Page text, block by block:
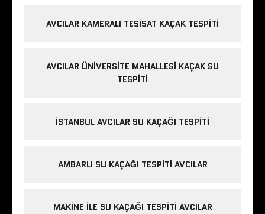
AVCILAR KAMERALI TESISAT KAÇAK TESPITI
AVCILAR ÜNIVERSITE MAHALLESI KAÇAK SU
TESPITI
İSTANBUL AVCILAR SU KAÇAĞI TESPITI
AMBARLI SU KAÇAĞI TESPITI AVCILAR
MAKINE ILE SU KAÇAĞI TESPITI AVCILAR